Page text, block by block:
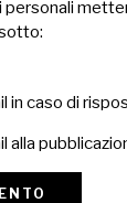
in caso di
alla